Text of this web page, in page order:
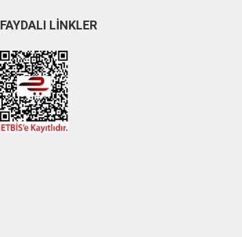
FAYDALI LİNKLER